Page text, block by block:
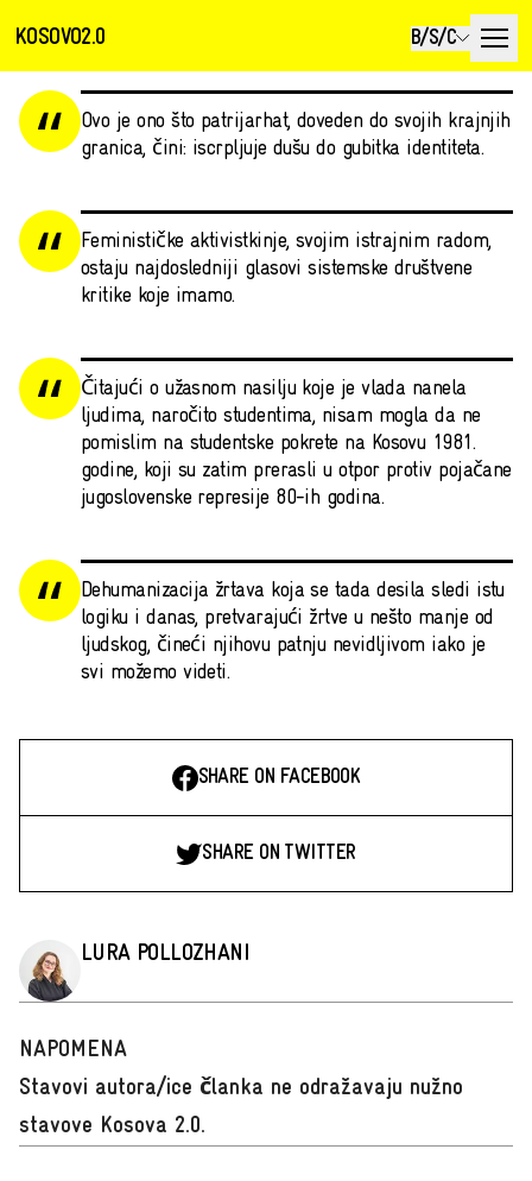
KOSOVO2.0 B/S/C
Ovo je ono što patrijarhat, doveden do svojih krajnjih
granica, čini: iscrpljuje dušu do gubitka identiteta.
Feminističke aktivistkinje, svojim istrajnim radom,
ostaju najdosledniji glasovi sistemske društvene
kritike koje imamo.
Čitajući o užasnom nasilju koje je vlada nanela
ljudima, naročito studentima, nisam mogla da ne
pomislim na studentske pokrete na Kosovu 1981.
godine, koji su zatim prerasli u otpor protiv pojačane
jugoslovenske represije 80-ih godina.
Dehumanizacija žrtava koja se tada desila sledi istu
logiku i danas, pretvarajući žrtve u nešto manje od
ljudskog, čineći njihovu patnju nevidljivom iako je
svi možemo videti.
SHARE ON FACEBOOK
SHARE ON TWITTER
LURA POLLOZHANI
NAPOMENA
Stavovi autora/ice članka ne odražavaju nužno
stavove Kosova 2.0.